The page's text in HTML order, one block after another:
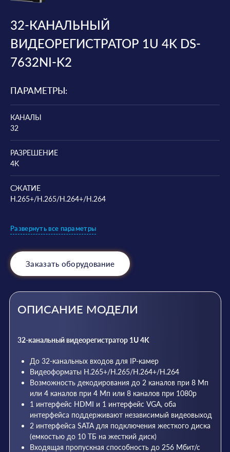
32-КАНАЛЬНЫЙ
ВИДЕОРЕГИСТРАТОР 1U 4K DS-
7632NI-K2
ПАРАМЕТРЫ:
КАНАЛЫ
32
РАЗРЕШЕНИЕ
4K
СЖАТИЕ
H.265+/H.265/H.264+/H.264
Развернуть все параметры
Заказать оборудование
ОПИСАНИЕ МОДЕЛИ
32-канальный видеорегистратор 1U 4K
До 32-канальных входов для IP-камер
Видеоформаты H.265+/H.265/H.264+/H.264
Возможность декодирования до 2 каналов при 8 Мп
или 4 каналов при 4 Мп или 8 каналов при 1080p
1 интерфейс HDMI и 1 интерфейс VGA, оба
интерфейса поддерживают независимый видеовыход
2 интерфейса SATA для подключения жесткого диска
(емкостью до 10 ТБ на жесткий диск)
Входящая пропускная способность до 256 Мбит/с